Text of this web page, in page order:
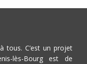
tous. C’est un projet
lès-Bourg est de